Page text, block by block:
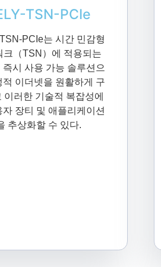
TSN-PCIe
PCIe는 시간 민감형
크（TSN）에 적용되는
즉시 사용 가능 솔루션으
적 이더넷을 원활하게 구
이러한 기술적 복잡성에
자 장티 및 애플리케이션
추상화할 수 있다.